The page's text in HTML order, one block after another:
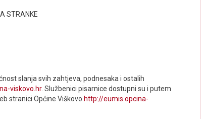
STRANKE
slanja svih zahtjeva, podnesaka i ostalih
viskovo.hr. Službenici pisarnice dostupni su i putem
stranici Općine Viškovo http://eumis.opcina-